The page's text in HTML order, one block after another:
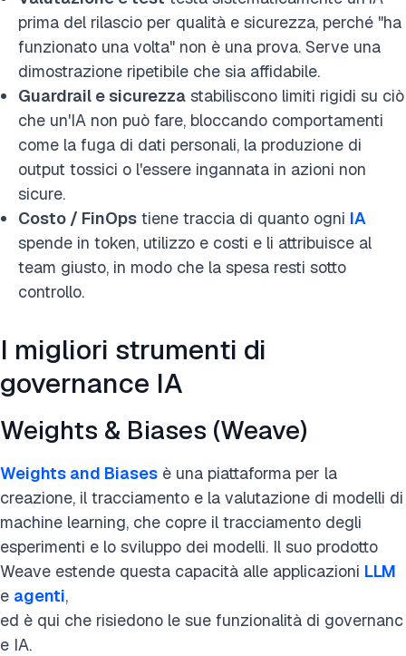
prima del rilascio per qualità e sicurezza, perché "ha
funzionato una volta" non è una prova. Serve una
dimostrazione ripetibile che sia affidabile.
Guardrail e sicurezza stabiliscono limiti rigidi su ciò
che un'IA non può fare, bloccando comportamenti
come la fuga di dati personali, la produzione di
output tossici o l'essere ingannata in azioni non
sicure.
Costo / FinOps tiene traccia di quanto ogni IA
spende in token, utilizzo e costi e li attribuisce al
team giusto, in modo che la spesa resti sotto
controllo.
I migliori strumenti di
governance IA
Weights & Biases (Weave)
Weights and Biases è una piattaforma per la
creazione, il tracciamento e la valutazione di modelli di
machine learning, che copre il tracciamento degli
esperimenti e lo sviluppo dei modelli. Il suo prodotto
Weave estende questa capacità alle applicazioni LLM
e agenti,
ed è qui che risiedono le sue funzionalità di governanc
e IA.